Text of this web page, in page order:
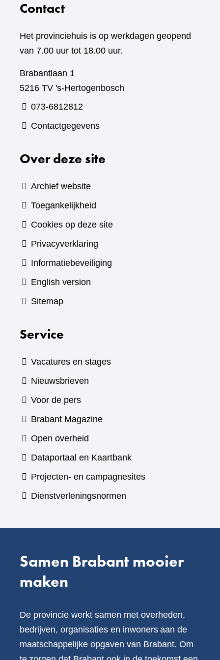
Contact
Het provinciehuis is op werkdagen geopend
van 7.00 uur tot 18.00 uur.
Brabantlaan 1
5216 TV 's-Hertogenbosch
073-6812812
Contactgegevens
Over deze site
Archief website
Toegankelijkheid
Cookies op deze site
Privacyverklaring
Informatiebeveiliging
English version
Sitemap
Service
Vacatures en stages
Nieuwsbrieven
Voor de pers
Brabant Magazine(verwijst
andere
website)
Open overheid
Dataportaal en Kaartbank(verwijst
naar
Projecten- en campagnesites
Dienstverleningsnormen
Samen Brabant mooier
maken
De provincie werkt samen met overheden,
bedrijven, organisaties en inwoners aan de
maatschappelijke opgaven van Brabant. Om